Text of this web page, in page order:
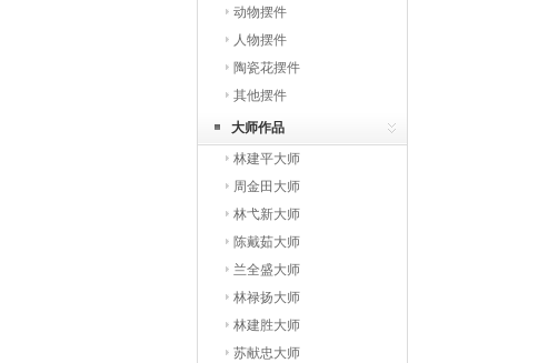
动物摆件
人物摆件
陶瓷花摆件
其他摆件
大师作品
林建平大师
周金田大师
林弋新大师
陈戴茹大师
兰全盛大师
林禄扬大师
林建胜大师
苏献忠大师